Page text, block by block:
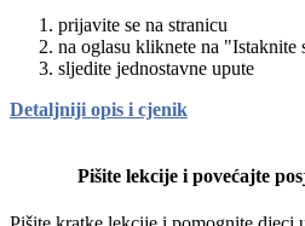
prijavite se na stranicu
na oglasu kliknete na "Istaknite
sljedite jednostavne upute
Detaljniji opis i cjenik
Pišite lekcije i povećajte